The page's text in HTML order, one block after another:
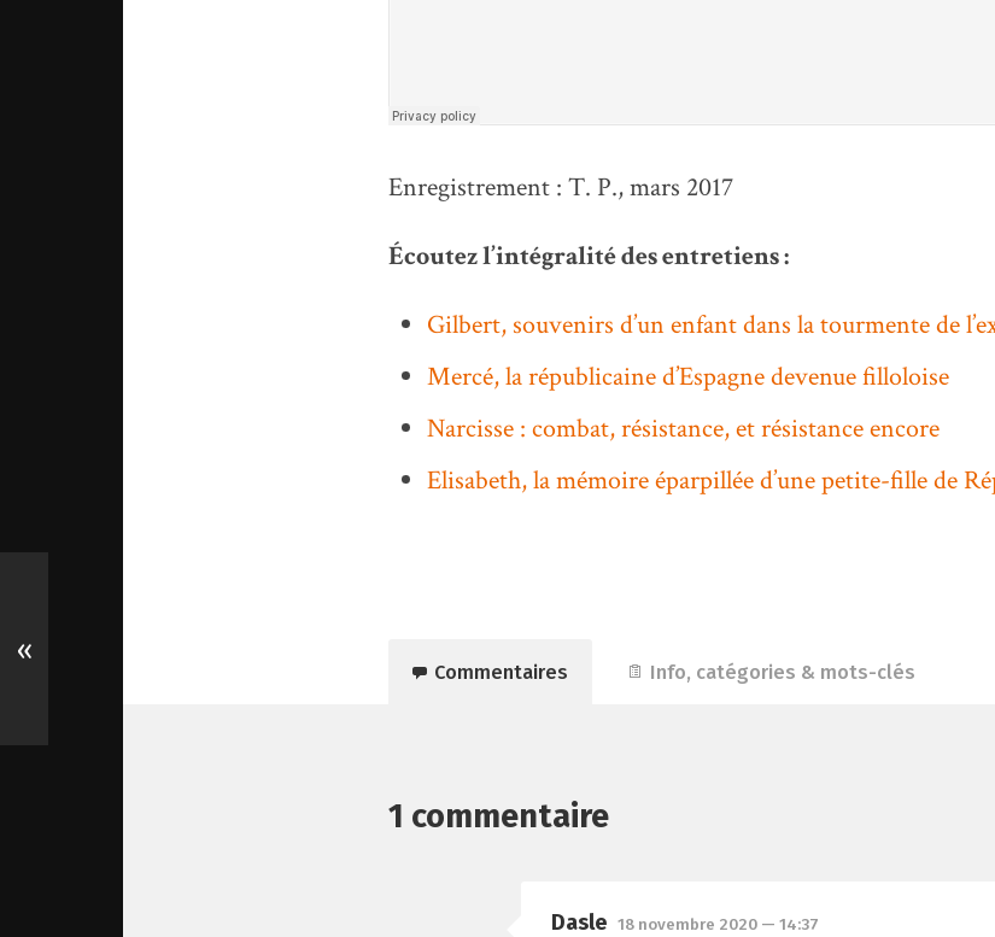
Enregistrement : T. P., mars 2017
Écoutez l’intégralité des entretiens :
Gilbert, souvenirs d’un enfant dans la tourmente de
Mercé, la républicaine d’Espagne devenue filloloise
Narcisse : combat, résistance, et résistance encore
Elisabeth, la mémoire éparpillée d’une petite-fille de
Commentaires Info, catégories & mots-clés
1 commentaire
Dasle 18 novembre 2020 — 14:37
«